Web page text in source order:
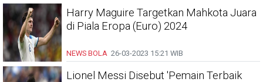
Harry Maguire Targetkan Mahkota Juara
di Piala Eropa (Euro) 2024
NEWS BOLA 26-03-2023 15:21 WIB
Lionel Messi Disebut 'Pemain Terbaik